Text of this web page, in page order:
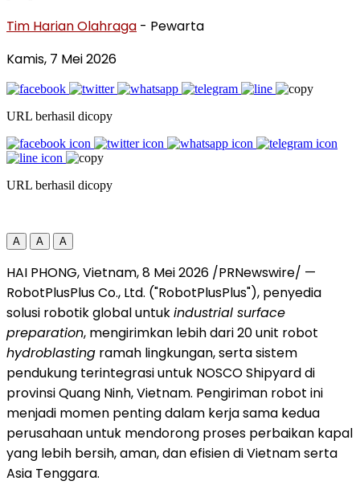
Tim Harian Olahraga - Pewarta
Kamis, 7 Mei 2026
URL berhasil dicopy
URL berhasil dicopy
A A A
HAI PHONG, Vietnam,8 Mei 2026 /PRNewswire/ —
RobotPlusPlus Co., Ltd. ("RobotPlusPlus"), penyedia
solusi robotik global untukindustrial surface
preparation, mengirimkan lebih dari 20 unit robot
hydroblasting ramah lingkungan, serta sistem
pendukung terintegrasi untuk NOSCO Shipyard di
provinsi Quang Ninh, Vietnam. Pengiriman robot ini
menjadi momen penting dalam kerja sama kedua
perusahaan untuk mendorong proses perbaikan kapal
yang lebih bersih, aman, dan efisien di Vietnam serta
Asia Tenggara.